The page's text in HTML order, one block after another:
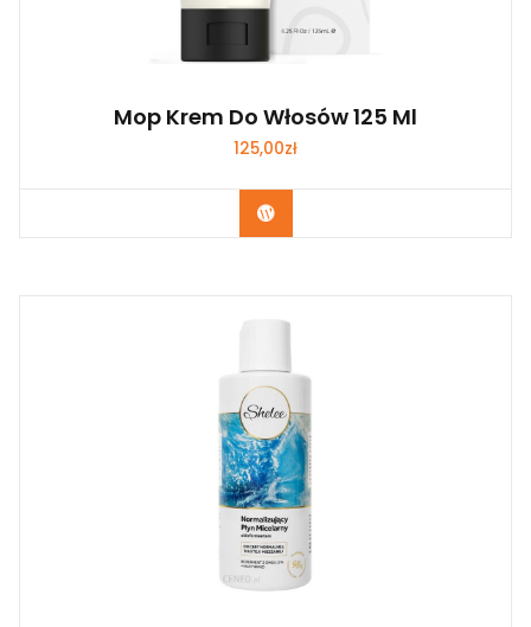
Mop Krem Do Włosów 125 Ml
125,00zł
Zobacz